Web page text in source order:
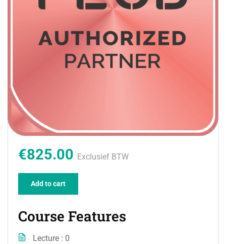
€825.00 Exclusief BTW
Add to cart
Course Features
Lecture
0